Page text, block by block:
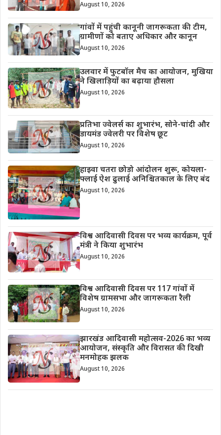
August 10, 2026
गांवों में पहुंची कानूनी जागरूकता की टीम,
ग्रामीणों को बताए अधिकार और कानून
August 10, 2026
उलवार में फुटबॉल मैच का आयोजन, मुखिया
ने खिलाड़ियों का बढ़ाया हौसला
August 10, 2026
प्रतिभा ज्वेलर्स का शुभारंभ, सोने-चांदी और
डायमंड ज्वेलरी पर विशेष छूट
August 10, 2026
हाइवा चतरा छोड़ो आंदोलन शुरू, कोयला-
फ्लाई ऐश ढुलाई अनिश्चितकाल के लिए बंद
August 10, 2026
विश्व आदिवासी दिवस पर भव्य कार्यक्रम, पूर्व
मंत्री ने किया शुभारंभ
August 10, 2026
विश्व आदिवासी दिवस पर 117 गांवों में
विशेष ग्रामसभा और जागरूकता रैली
August 10, 2026
झारखंड आदिवासी महोत्सव-2026 का भव्य
आयोजन, संस्कृति और विरासत की दिखी
मनमोहक झलक
August 10, 2026